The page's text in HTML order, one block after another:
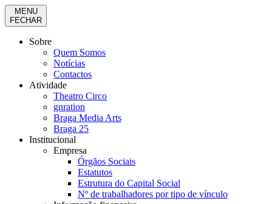
MENU
FECHAR
Sobre
Quem Somos
Notícias
Contactos
Atividade
Theatro Circo
gnration
Braga Media Arts
Braga 25
Institucional
Empresa
Órgãos Sociais
Estatutos
Estrutura do Capital Social
Nº de trabalhadores por tipo de vínculo